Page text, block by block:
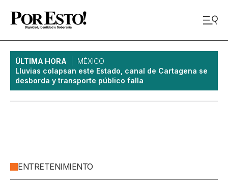
ÚLTIMA HORA
MÉXICO
Lluvias colapsan este Estado, canal de Cartagena se
desborda y transporte público falla
ENTRETENIMIENTO